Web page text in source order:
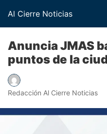
Al Cierre Noticias
Anuncia JMAS
puntos de la
Redacción Al Cierre Noticias